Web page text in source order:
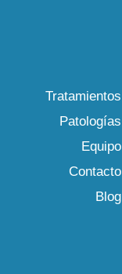
Tratamientos
Patologías
Equipo
Contacto
Blog